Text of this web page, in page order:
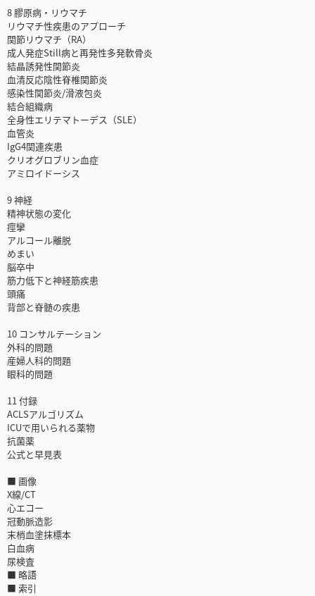
8 膠原病・リウマチ
リウマチ性疾患のアプローチ
関節リウマチ（RA）
成人発症Still病と再発性多発軟骨炎
結晶誘発性関節炎
血清反応陰性脊椎関節炎
感染性関節炎/滑液包炎
結合組織病
全身性エリテマトーデス（SLE）
血管炎
IgG4関連疾患
クリオグロブリン血症
アミロイドーシス
9 神経
精神状態の変化
痙攣
アルコール離脱
めまい
脳卒中
筋力低下と神経筋疾患
頭痛
背部と脊髄の疾患
10 コンサルテーション
外科的問題
産婦人科的問題
眼科的問題
11 付録
ACLSアルゴリズム
ICUで用いられる薬物
抗菌薬
公式と早見表
■ 画像
X線/CT
心エコー
冠動脈造影
末梢血塗抹標本
白血病
尿検査
■ 略語
■ 索引